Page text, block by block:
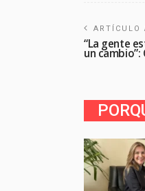
ARTÍCULO
“La gente
un